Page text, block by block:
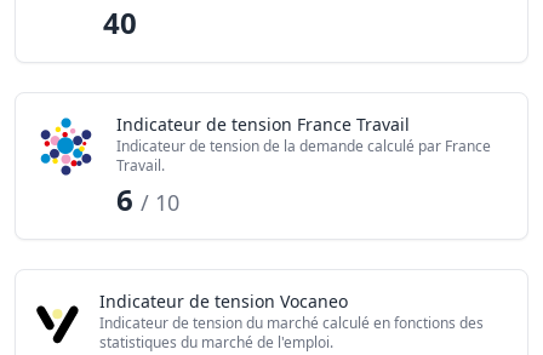
40
Indicateur de tension France Travail
Indicateur de tension de la demande calculé par France
Travail.
6/ 10
Indicateur de tension Vocaneo
Indicateur de tension du marché calculé en fonctions des
statistiques du marché de l'emploi.